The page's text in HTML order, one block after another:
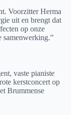
Voorzitter Herma
uit en brengt dat
op onze
samenwerking.”
vaste pianiste
kerstconcert op
Brummense